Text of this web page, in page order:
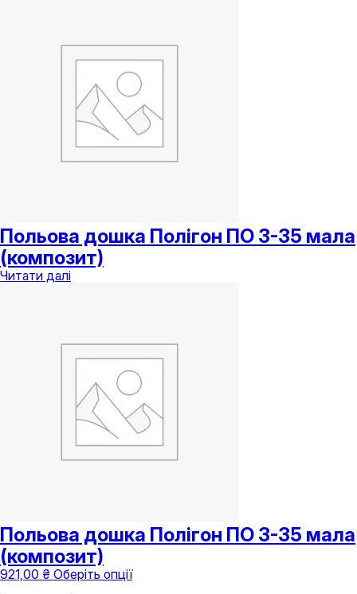
Параметри
можна
вибрати
на
сторінці
товару
Польова дошка Полігон ПО 3-35 мала
(композит)
Читати далі
Польова дошка Полігон ПО 3-35 мала
(композит)
921,00 ₴ Оберіть опціїЦей